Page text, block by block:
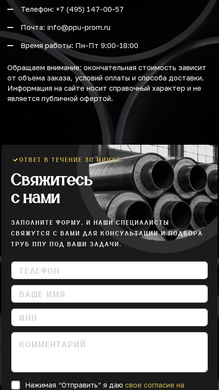
Телефон: +7 (495) 147-00-57
Почта: info@ppu-prom.ru
Время работы: Пн-Пт 9:00-18:00
Обращаем внимание: окончательная стоимость зависит
от объема заказа, условий оплаты и способа доставки.
Информация на сайте носит справочный характер и не
является публичной офертой.
ОТВЕТ В ТЕЧЕНИЕ 30 МИНУТ
Свяжитесь
с нами
ЗАПОЛНИТЕ ФОРМУ, И НАШИ СПЕЦИАЛИСТЫ
СВЯЖУТСЯ С ВАМИ ДЛЯ КОНСУЛЬТАЦИИ И ПОДБОРА
ТРУБ ППУ ПОД ВАШИ ЗАДАЧИ.
Нажимая “Отправить” я даю свое согласие на